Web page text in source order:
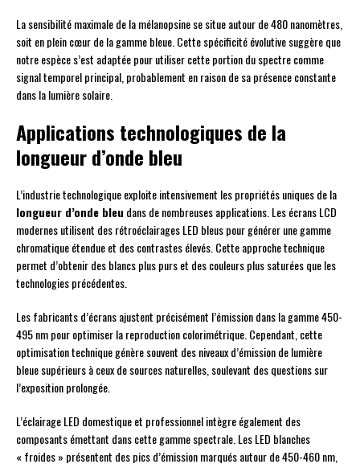
La sensibilité maximale de la mélanopsine se situe autour de 480 nanomètres,
soit en plein cœur de la gamme bleue. Cette spécificité évolutive suggère que
notre espèce s’est adaptée pour utiliser cette portion du spectre comme
signal temporel principal, probablement en raison de sa présence constante
dans la lumière solaire.
Applications technologiques de la
longueur d’onde bleu
L’industrie technologique exploite intensivement les propriétés uniques de la
longueur d’onde bleu dans de nombreuses applications. Les écrans LCD
modernes utilisent des rétroéclairages LED bleus pour générer une gamme
chromatique étendue et des contrastes élevés. Cette approche technique
permet d’obtenir des blancs plus purs et des couleurs plus saturées que les
technologies précédentes.
Les fabricants d’écrans ajustent précisément l’émission dans la gamme 450-
495 nm pour optimiser la reproduction colorimétrique. Cependant, cette
optimisation technique génère souvent des niveaux d’émission de lumière
bleue supérieurs à ceux de sources naturelles, soulevant des questions sur
l’exposition prolongée.
L’éclairage LED domestique et professionnel intègre également des
composants émettant dans cette gamme spectrale. Les LED blanches
« froides » présentent des pics d’émission marqués autour de 450-460 nm,